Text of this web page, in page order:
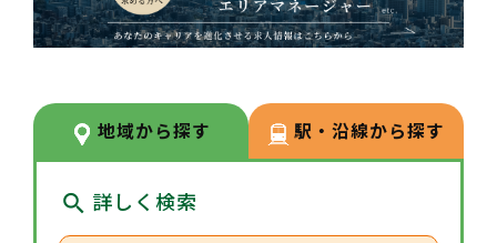
地域から探す 駅・沿線から探す
詳しく検索